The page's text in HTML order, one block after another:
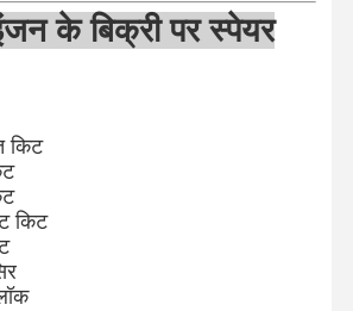
के बिक्री पर स्पेयर
किट
किट